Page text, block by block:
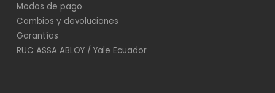
Modos de pago
Cambios y devoluciones
Garantías
RUC ASSA ABLOY / Yale Ecuador